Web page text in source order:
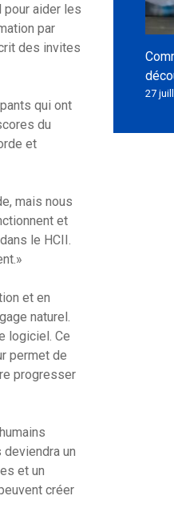
aider les
par
des invites
qui ont
du
et
mais nous
et
le HCII.
et en
naturel.
logiciel. Ce
permet de
progresser
deviendra un
et un
créer
27